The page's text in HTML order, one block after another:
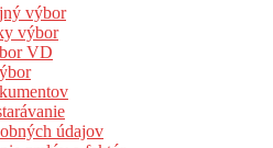
výbor
výbor
VD
údajov